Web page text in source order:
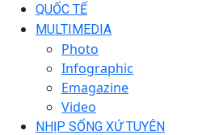
QUỐC TẾ
MULTIMEDIA
Photo
Infographic
Emagazine
Video
NHỊP SỐNG XỨ TUYÊN